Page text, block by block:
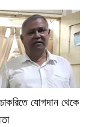
যোগদান থেকে